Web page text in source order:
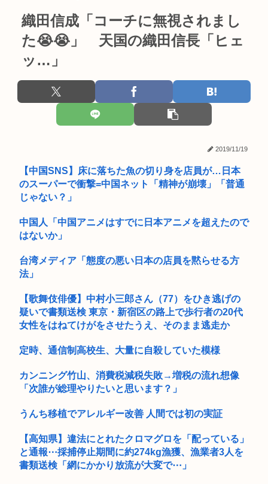
韓国人「竹田恒泰とか36親等を養子に迎えるなら天皇の血を吸
って産...
30代男性「同僚で自分だけ独身で惨めだった」パチ●コで負け
てトイ...
日本円、「日米協調介入」すら無効化してしまうwww
韓国サッカー協会、外国人審判員数十人に性的接待。羨ま死刑
ゼンゼロのベーグル計画やってみたら面白すぎてワロタwww
タバコ違法化、日本人の9割が賛成
早稲田大生、複数名がゴールドカードのポイント詐欺で無銭飲
会社員(26)「女性が着用している下着を見たかった」女子高生
2人...
部屋作りゲーム、確率で出現するイカを見るとクラッシュする
【Kindle】あの「GANTZ」が全巻100円
「レッドドラゴン」←炎吐いてきそう 「グリーンドラゴン」
←こいつ...
きゃりーぱみゅぱみゅ、本名が「桐子」だと公表
釣...
私「新婦さんって、あのお店の人…？」友人「え？」→結婚式
B’z「重いマーシャル運んでた腰の痛みまだ覚えてるの」俺く
ん「マ...
嫁がそうめん食べるときにワサビ入れてたんだけど、異常だよ
織田信成「コーチに無視されまし
た😭😭」 天国の織田信長「ヒェ
ッ…」
2019/11/19
【中国SNS】床に落ちた魚の切り身を店員が…日本
のスーパーで衝撃=中国ネット「精神が崩壊」「普通
じゃない？」
中国人「中国アニメはすでに日本アニメを超えたので
はないか」
台湾メディア「態度の悪い日本の店員を黙らせる方
法」
【歌舞伎俳優】中村小三郎さん（77）をひき逃げの
疑いで書類送検 東京・新宿区の路上で歩行者の20代
女性をはねてけがをさせたうえ、そのまま逃走か
定時、通信制高校生、大量に自殺していた模様
カンニング竹山、消費税減税失敗→増税の流れ想像
「次誰が総理やりたいと思います？」
うんち移植でアレルギー改善 人間では初の実証
【高知県】違法にとれたクロマグロを「配っている」
と通報⋯採捕停止期間に約274kg漁獲、漁業者3人を
書類送検「網にかかり放流が大変で⋯」